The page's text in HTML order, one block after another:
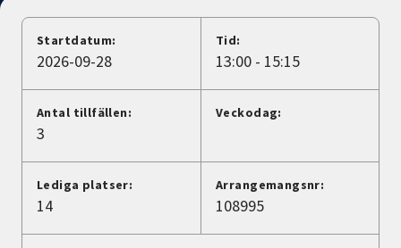
Nyheter
Avdelningar
Lyssna
Startdatum:
2026-09-28
Tid:
13:00 - 15:15
Antal tillfällen:
3
Veckodag:
Lediga platser:
14
Arrangemangsnr:
108995